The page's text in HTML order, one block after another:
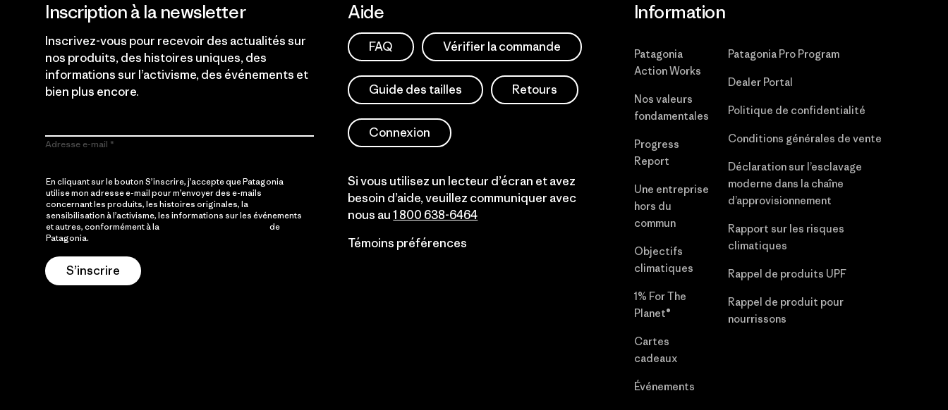
Inscription à la newsletter
Inscrivez-vous pour recevoir des actualités sur
nos produits, des histoires uniques, des
informations sur l’activisme, des événements et
bien plus encore.
Adresse e-mail
En cliquant sur le bouton S’inscrire, j’accepte que Patagonia
utilise mon adresse e-mail pour m’envoyer des e-mails
concernant les produits, les histoires originales, la
sensibilisation à l’activisme, les informations sur les événements
et autres, conformément à la
de
Patagonia.
S’inscrire
Aide
FAQ Vérifier la commande
Guide des tailles Retours
Connexion
Si vous utilisez un lecteur d’écran et avez
besoin d’aide, veuillez communiquer avec
nous au1 800 638-6464
Témoins préférences
Information
Patagonia
Action Works
Nos valeurs
fondamentales
Progress
Report
Une entreprise
hors du
commun
Objectifs
climatiques
1% For The
Planet®
Cartes
cadeaux
Événements
Patagonia Pro Program
Dealer Portal
Politique de confidentialité
Conditions générales de vente
Déclaration sur l’esclavage
moderne dans la chaîne
d’approvisionnement
Rapport sur les risques
climatiques
Rappel de produits UPF
Rappel de produit pour
nourrissons